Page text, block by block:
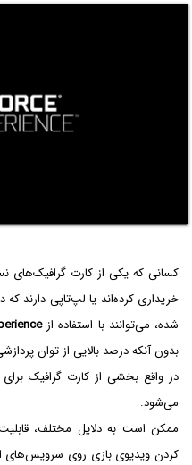
کسانی که یکی از کارت گرافیک‌های
خریداری کرده‌اند یا لپ‌تاپی دارند که
شده، می‌توانند با استفاده از
بدون آنکه درصد بالایی از توان
در واقع بخشی از کارت گرافیک
می‌شود.
ممکن است به دلایل مختلف، قابلیت
کردن ویدیوی بازی روی سرویس‌های